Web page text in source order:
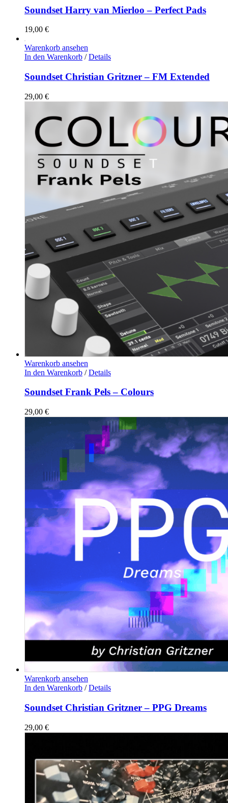
Soundset Harry van Mierloo – Perfect Pads
19,00 €
Warenkorb ansehen
In den Warenkorb / Details
Soundset Christian Gritzner – FM Extended
29,00 €
Warenkorb ansehen
In den Warenkorb / Details
Soundset Frank Pels – Colours
29,00 €
Warenkorb ansehen
In den Warenkorb / Details
Soundset Christian Gritzner – PPG Dreams
29,00 €